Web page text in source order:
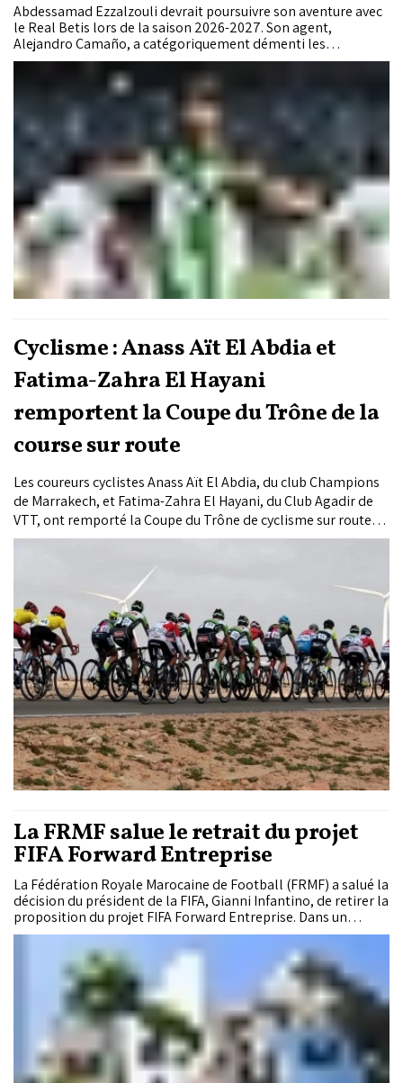
Abdessamad Ezzalzouli devrait poursuivre son aventure avec
le Real Betis lors de la saison 2026-2027. Son agent,
Alejandro Camaño, a catégoriquement démenti les
informations évoquant un intérêt de l’AS Rome pour l’ailier
des Lions de l’Atlas, sous contrat avec le club andalou
jusqu’en 2029.
Cyclisme : Anass Aït El Abdia et
Fatima-Zahra El Hayani
remportent la Coupe du Trône de la
course sur route
Les coureurs cyclistes Anass Aït El Abdia, du club Champions
de Marrakech, et Fatima-Zahra El Hayani, du Club Agadir de
VTT, ont remporté la Coupe du Trône de cyclisme sur route
dans la catégorie individuelle générale, lors de la première
deux jours (1er et 2 août), à l’occasion du 27e anniversaire de
l'accession de SM le Roi Mohammed VI au Trône de Ses
Glorieux ancêtres.
La FRMF salue le retrait du projet
FIFA Forward Entreprise
La Fédération Royale Marocaine de Football (FRMF) a salué la
décision du président de la FIFA, Gianni Infantino, de retirer la
proposition du projet FIFA Forward Entreprise. Dans un
communiqué, l'instance souligne que la préservation de
l'unité des associations membres doit primer, tout en
réaffirmant son soutien aux initiatives en faveur du
développement du football mondial.